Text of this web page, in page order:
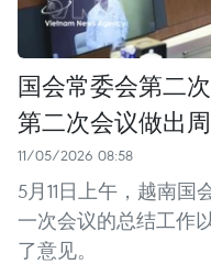
国会常委会第二
第二次会议做出
11/05/2026 08:58
5月11日上午，越南
一次会议的总结工作
了意见。